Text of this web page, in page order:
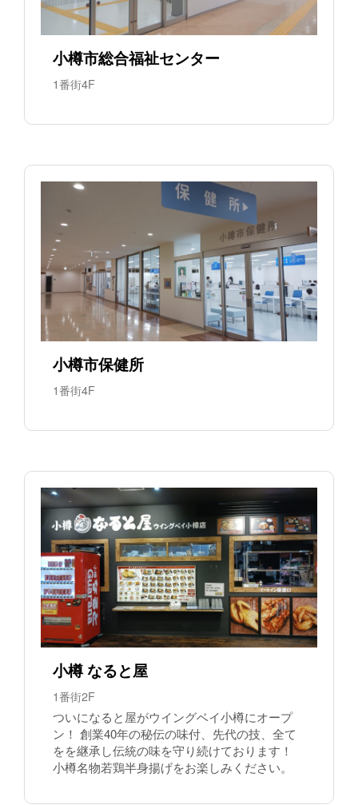
小樽市総合福祉センター
1番街4F
小樽市保健所
1番街4F
小樽 なると屋
1番街2F
ついになると屋がウイングベイ小樽にオープ
ン！ 創業40年の秘伝の味付、先代の技、全て
をを継承し伝統の味を守り続けております！
小樽名物若鶏半身揚げをお楽しみください。